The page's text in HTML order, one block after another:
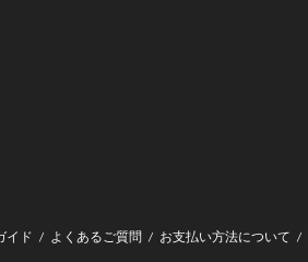
イド よくあるご質問 お支払い方法について